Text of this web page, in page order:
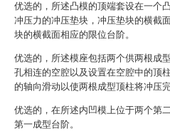
优选的，所述凸模的顶端套设在一个
冲压力的冲压垫块，冲压垫块的横截
块的横截面相应的限位台阶。
优选的，所述模座包括两个供两根成
孔相连的空腔以及设置在空腔中的顶
的轴向滑动以使两根成型顶柱将冲压
优选的，在所述内凹模上位于两个第
第一成型台阶。